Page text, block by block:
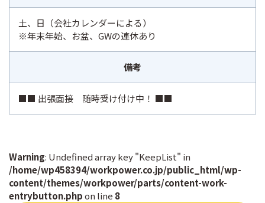
土、日（会社カレンダーによる）
※年末年始、お盆、GWの連休あり
備考
■■ 出張面接 随時受け付け中！ ■■
Warning: Undefined array key "KeepList" in
/home/wp458394/workpower.co.jp/public_html/wp-
content/themes/workpower/parts/content-work-
entrybutton.phpon line 8